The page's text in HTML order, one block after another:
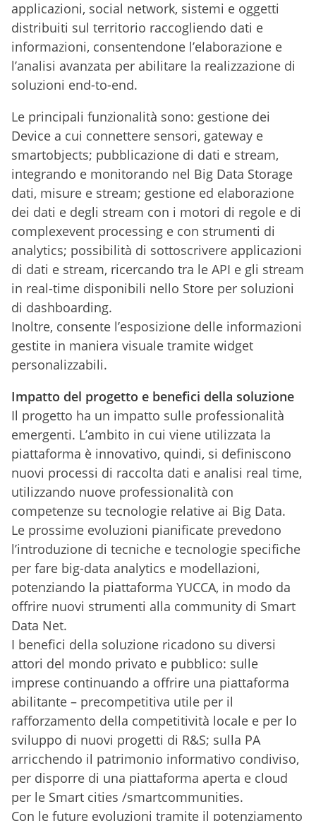
applicazioni, social network, sistemi e oggetti
distribuiti sul territorio raccogliendo dati e
informazioni, consentendone l’elaborazione e
l’analisi avanzata per abilitare la realizzazione di
soluzioni end-to-end.
Le principali funzionalità sono: gestione dei
Device a cui connettere sensori, gateway e
smartobjects; pubblicazione di dati e stream,
integrando e monitorando nel Big Data Storage
dati, misure e stream; gestione ed elaborazione
dei dati e degli stream con i motori di regole e di
complexevent processing e con strumenti di
analytics; possibilità di sottoscrivere applicazioni
di dati e stream, ricercando tra le API e gli stream
in real-time disponibili nello Store per soluzioni
di dashboarding.
Inoltre, consente l’esposizione delle informazioni
gestite in maniera visuale tramite widget
personalizzabili.
Impatto del progetto e benefici della soluzione
Il progetto ha un impatto sulle professionalità
emergenti. L’ambito in cui viene utilizzata la
piattaforma è innovativo, quindi, si definiscono
nuovi processi di raccolta dati e analisi real time,
utilizzando nuove professionalità con
competenze su tecnologie relative ai Big Data.
Le prossime evoluzioni pianificate prevedono
l’introduzione di tecniche e tecnologie specifiche
per fare big-data analytics e modellazioni,
potenziando la piattaforma YUCCA, in modo da
offrire nuovi strumenti alla community di Smart
Data Net.
I benefici della soluzione ricadono su diversi
attori del mondo privato e pubblico: sulle
imprese continuando a offrire una piattaforma
abilitante – precompetitiva utile per il
rafforzamento della competitività locale e per lo
sviluppo di nuovi progetti di R&S; sulla PA
arricchendo il patrimonio informativo condiviso,
per disporre di una piattaforma aperta e cloud
per le Smart cities /smartcommunities.
Con le future evoluzioni tramite il potenziamento